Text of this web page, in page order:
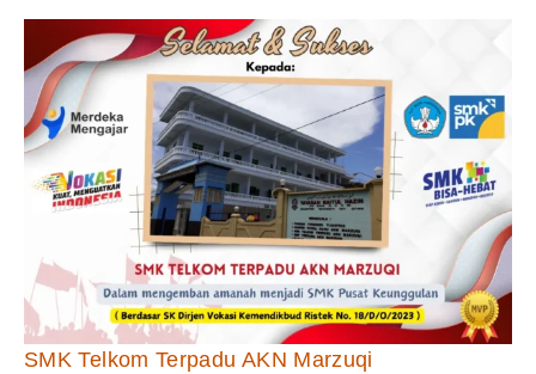
SMK Telkom Terpadu AKN Marzuqi